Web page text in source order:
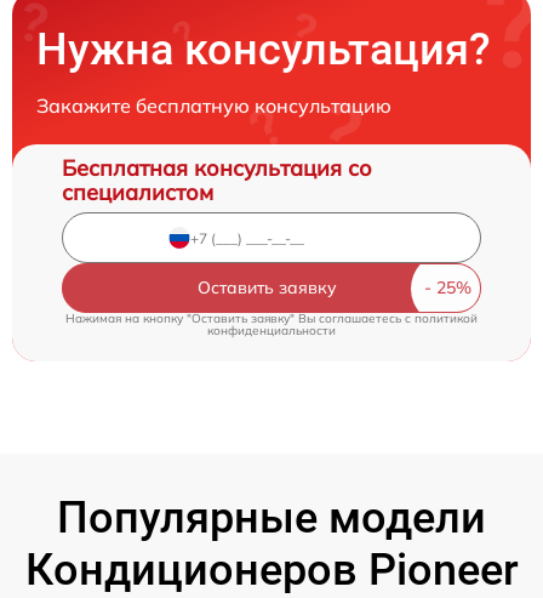
Нужна консультация?
Закажите бесплатную консультацию
Бесплатная консультация со
специалистом
Оставить заявку
Нажимая на кнопку "Оставить заявку" Вы соглашаетесь c политикой
конфиденциальности
Популярные модели
Кондиционеров Pioneer